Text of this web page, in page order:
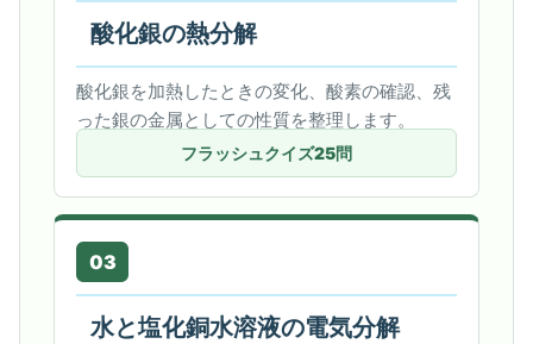
酸化銀の熱分解
酸化銀を加熱したときの変化、酸素の確認、残
った銀の金属としての性質を整理します。
フラッシュクイズ25問
03
水と塩化銅水溶液の電気分解